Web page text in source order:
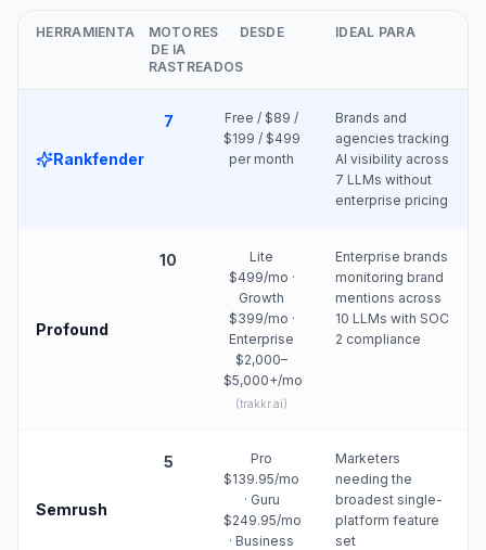
HERRAMIENTA
MOTORES
DE IA
RASTREADOS
DESDE IDEAL PARA
Rankfender
7
Free / $89 /
$199 / $499
per month
Brands and
agencies tracking
AI visibility across
7 LLMs without
enterprise pricing
Profound
10
Lite
$499/mo ·
Growth
$399/mo ·
Enterprise
$2,000–
$5,000+/mo
(trakkr.ai)
Enterprise brands
monitoring brand
mentions across
10 LLMs with SOC
2 compliance
Semrush
5
Pro
$139.95/mo
· Guru
$249.95/mo
· Business
Marketers
needing the
broadest single-
platform feature
set